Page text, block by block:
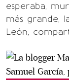
esperaba,
más grande,
León,